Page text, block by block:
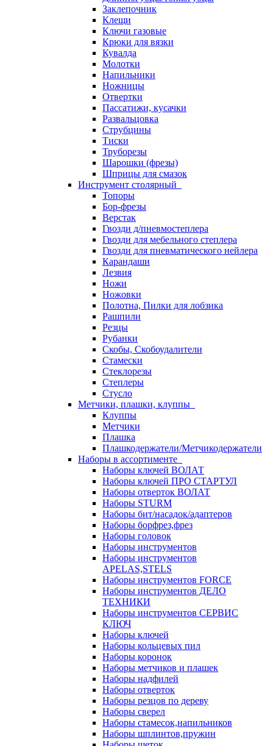
Заклепочник
Клещи
Ключи газовые
Крюки для вязки
Кувалда
Молотки
Напильники
Ножницы
Отвертки
Пассатижи, кусачки
Развальцовка
Струбцины
Тиски
Труборезы
Шарошки (фрезы)
Шприцы для смазок
Инструмент столярный
Топоры
Бор-фрезы
Верстак
Гвозди д/пневмостеплера
Гвозди для мебельного степлера
Гвозди для пневматического нейлера
Карандаши
Лезвия
Ножи
Ножовки
Полотна, Пилки для лобзика
Рашпили
Резцы
Рубанки
Скобы, Скобоудалители
Стамески
Стеклорезы
Степлеры
Стусло
Метчики, плашки, клуппы
Клуппы
Метчики
Плашка
Плашкодержатели/Метчикодержатели
Наборы в ассортименте
Наборы ключей ВОЛАТ
Наборы ключей ПРО СТАРТУЛ
Наборы отверток ВОЛАТ
Наборы STURM
Наборы бит/насадок/адаптеров
Наборы борфрез,фрез
Наборы головок
Наборы инструментов
Наборы инструментов
APELAS,STELS
Наборы инструментов FORCE
Наборы инструментов ДЕЛО
ТЕХНИКИ
Наборы инструментов СЕРВИС
КЛЮЧ
Наборы ключей
Наборы кольцевых пил
Наборы коронок
Наборы метчиков и плашек
Наборы надфилей
Наборы отверток
Наборы резцов по дереву
Наборы сверел
Наборы стамесок,напильников
Наборы шплинтов,пружин